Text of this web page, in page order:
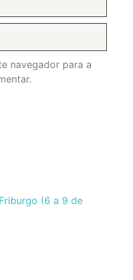
navegador para a
(6 a 9 de